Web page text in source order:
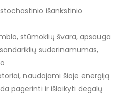
išankstinio
stūmoklių švara, apsauga
suderinamumas,
naudojami šioje energiją
pagerinti ir išlaikyti degalų